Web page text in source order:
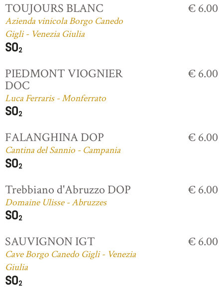
TOUJOURS BLANC
Azienda vinicola Borgo Canedo
Gigli - Venezia Giulia
€ 6.00
PIEDMONT VIOGNIER
DOC
Luca Ferraris - Monferrato
€ 6.00
FALANGHINA DOP
Cantina del Sannio - Campania
€ 6.00
Trebbiano d'Abruzzo DOP
Domaine Ulisse - Abruzzes
€ 6.00
SAUVIGNON IGT
Cave Borgo Canedo Gigli - Venezia
Giulia
€ 6.00